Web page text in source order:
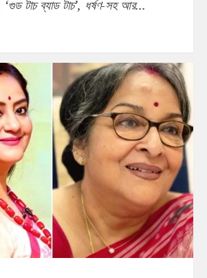
টাচ ব্যাড টাচ’, ধর্ষণ-সহ আর...